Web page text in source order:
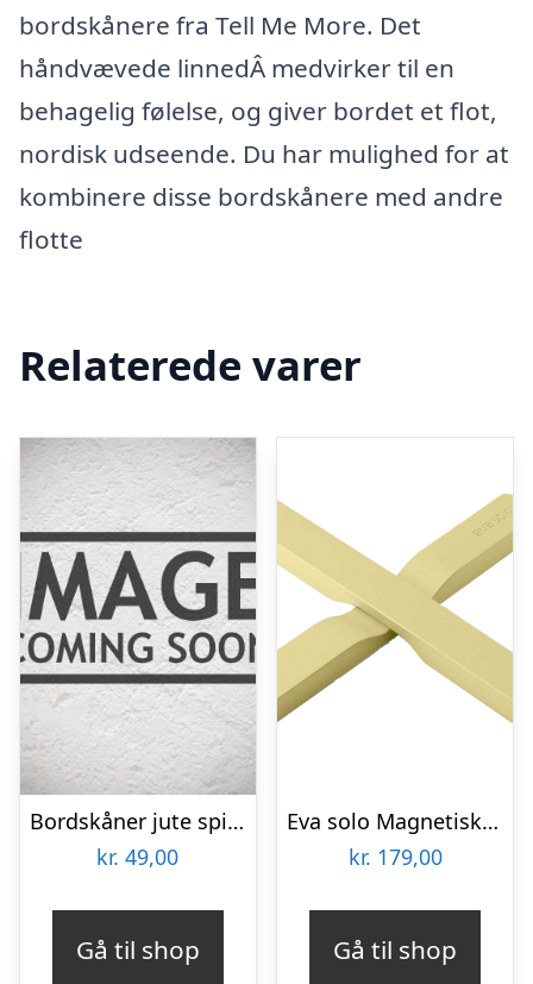
bordskånere fra Tell Me More. Det
håndvævede linnedÂ medvirker til en
behagelig følelse, og giver bordet et flot,
nordisk udseende. Du har mulighed for at
kombinere disse bordskånere med andre
flotte
Relaterede varer
Bordskåner jute spiral – Ib Laursen Dia: 23 cm
kr. 49,00
Gå til shop
Eva solo Magnetisk bordskåner, champagne
kr. 179,00
Gå til shop